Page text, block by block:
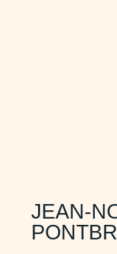
JEAN-